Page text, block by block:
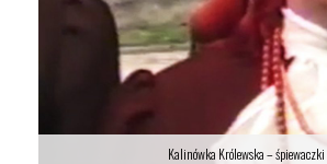
Kalinówka Królewska – śpiewaczki
Kalinówka Królewska – śpiewaczki